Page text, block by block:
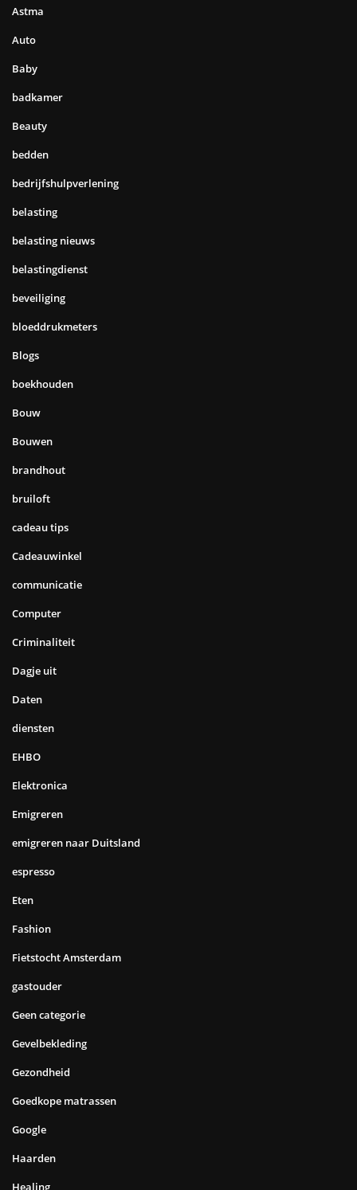
Astma
Auto
Baby
badkamer
Beauty
bedden
bedrijfshulpverlening
belasting
belasting nieuws
belastingdienst
beveiliging
bloeddrukmeters
Blogs
boekhouden
Bouw
Bouwen
brandhout
bruiloft
cadeau tips
Cadeauwinkel
communicatie
Computer
Criminaliteit
Dagje uit
Daten
diensten
EHBO
Elektronica
Emigreren
emigreren naar Duitsland
espresso
Eten
Fashion
Fietstocht Amsterdam
gastouder
Geen categorie
Gevelbekleding
Gezondheid
Goedkope matrassen
Google
Haarden
Healing